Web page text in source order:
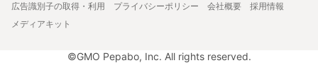
広告識別子の取得・利用
プライバシーポリシー 会社概要
採用情報
メディアキット
©GMO Pepabo, Inc. All rights reserved.